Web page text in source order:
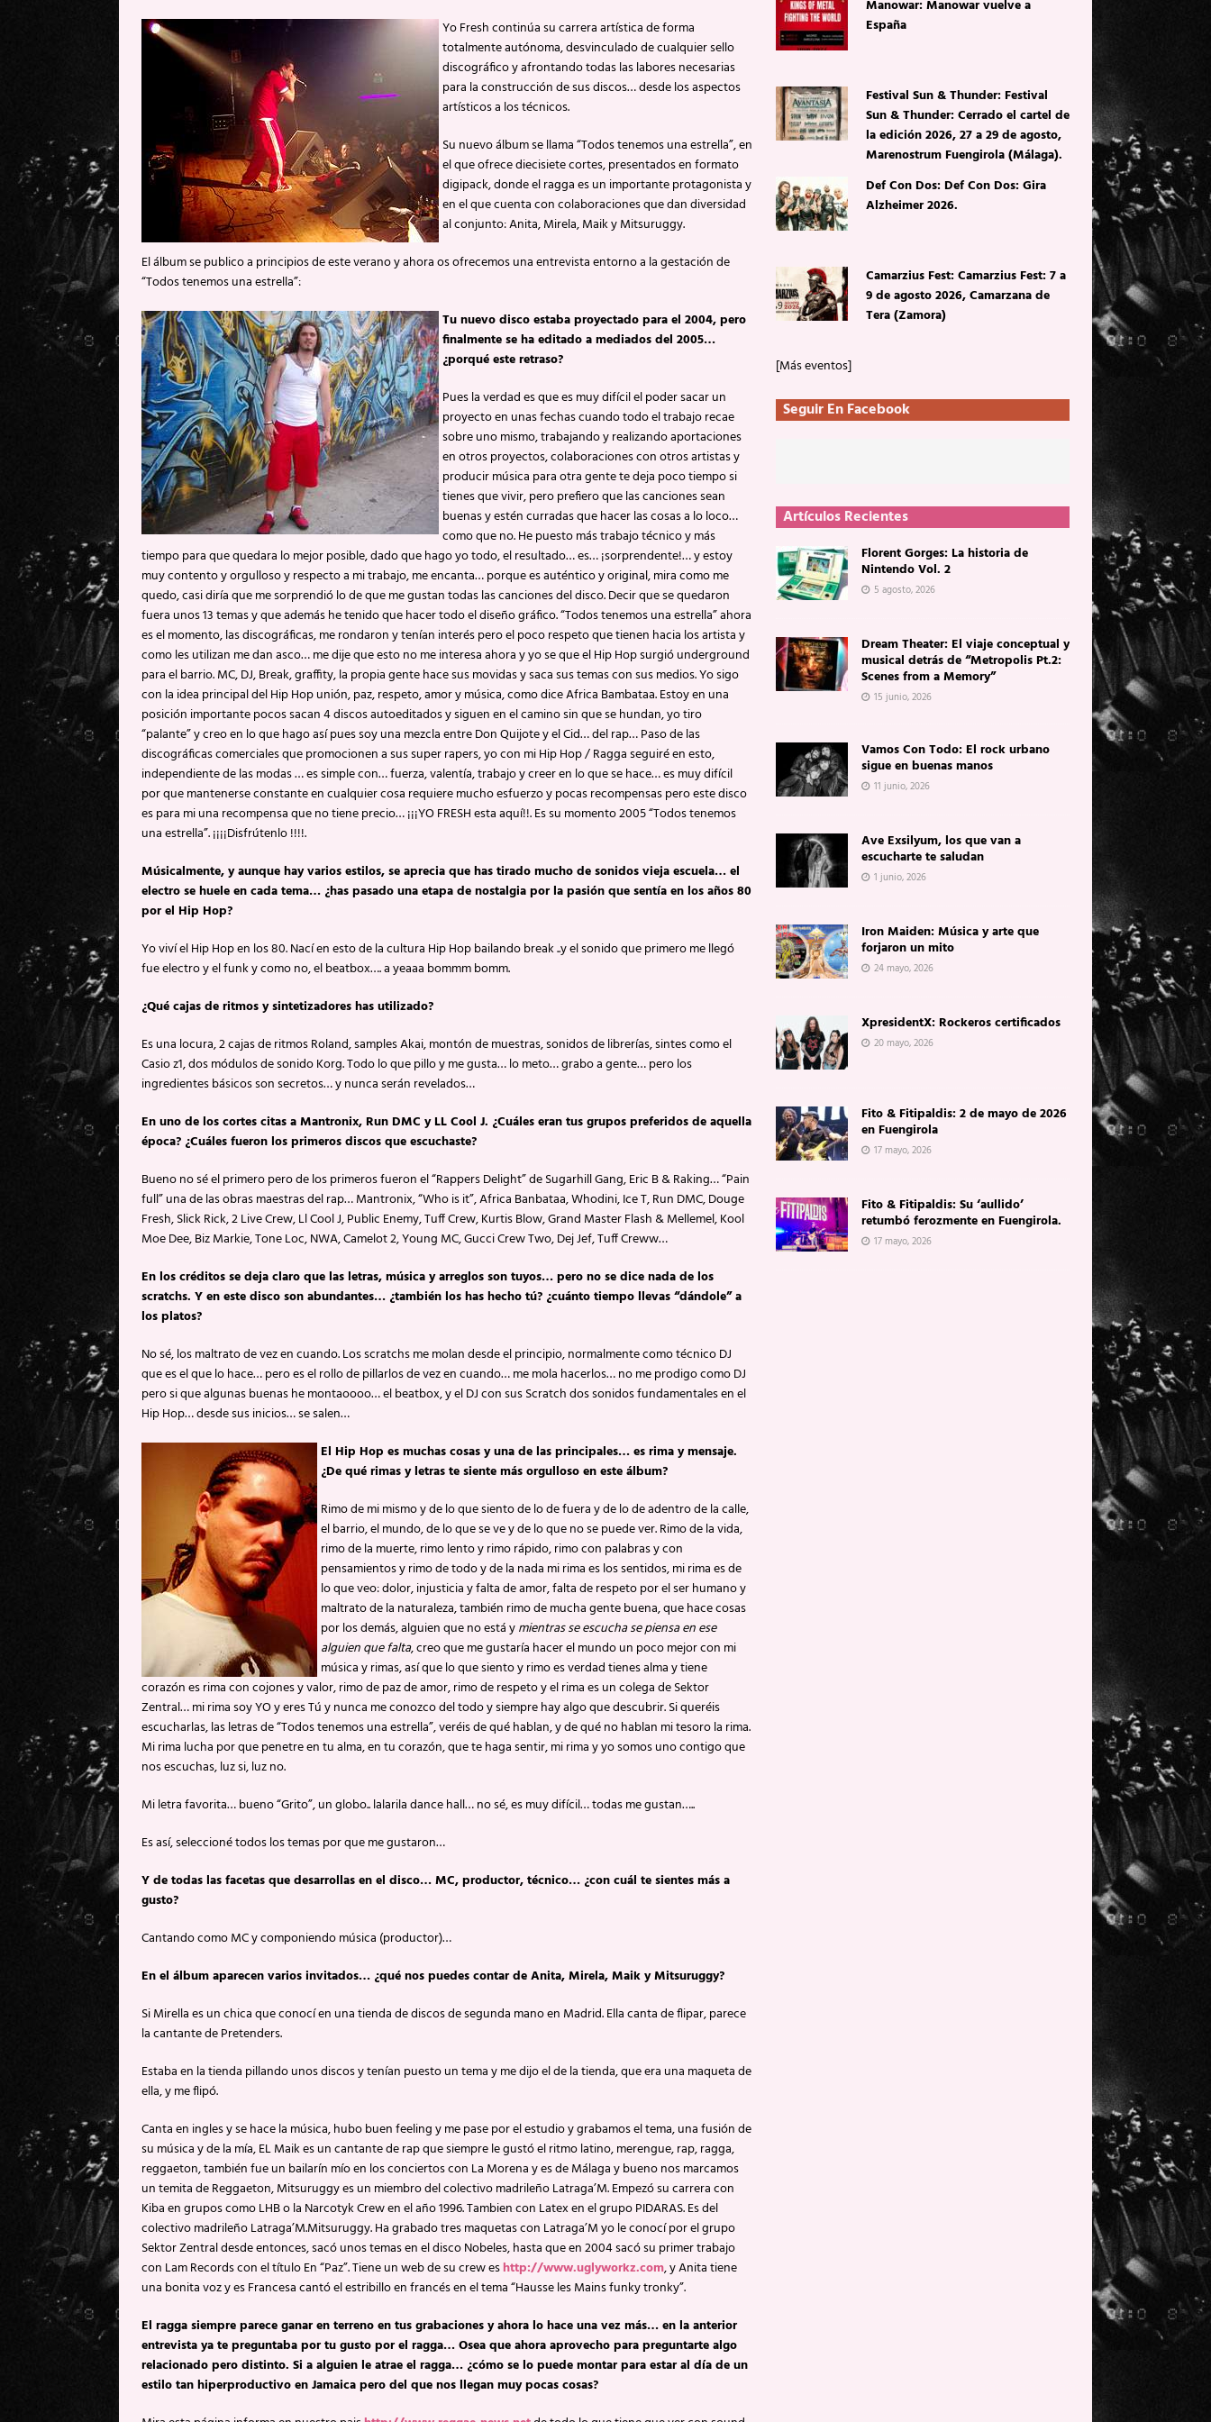
Yo Fresh continúa su carrera artística de forma
totalmente autónoma, desvinculado de cualquier sello
discográfico y afrontando todas las labores necesarias
para la construcción de sus discos… desde los aspectos
artísticos a los técnicos.
Su nuevo álbum se llama “Todos tenemos una estrella”, en
el que ofrece diecisiete cortes, presentados en formato
digipack, donde el ragga es un importante protagonista y
en el que cuenta con colaboraciones que dan diversidad
al conjunto: Anita, Mirela, Maik y Mitsuruggy.
El álbum se publico a principios de este verano y ahora os ofrecemos una entrevista entorno a la gestación de
“Todos tenemos una estrella”:
Tu nuevo disco estaba proyectado para el 2004, pero
finalmente se ha editado a mediados del 2005…
¿porqué este retraso?
Pues la verdad es que es muy difícil el poder sacar un
proyecto en unas fechas cuando todo el trabajo recae
sobre uno mismo, trabajando y realizando aportaciones
en otros proyectos, colaboraciones con otros artistas y
producir música para otra gente te deja poco tiempo si
tienes que vivir, pero prefiero que las canciones sean
buenas y estén curradas que hacer las cosas a lo loco…
como que no. He puesto más trabajo técnico y más
tiempo para que quedara lo mejor posible, dado que hago yo todo, el resultado… es… ¡sorprendente!… y estoy
muy contento y orgulloso y respecto a mi trabajo, me encanta… porque es auténtico y original, mira como me
quedo, casi diría que me sorprendió lo de que me gustan todas las canciones del disco. Decir que se quedaron
fuera unos 13 temas y que además he tenido que hacer todo el diseño gráfico. “Todos tenemos una estrella” ahora
es el momento, las discográficas, me rondaron y tenían interés pero el poco respeto que tienen hacia los artista y
como les utilizan me dan asco… me dije que esto no me interesa ahora y yo se que el Hip Hop surgió underground
para el barrio. MC, DJ, Break, graffity, la propia gente hace sus movidas y saca sus temas con sus medios. Yo sigo
con la idea principal del Hip Hop unión, paz, respeto, amor y música, como dice Africa Bambataa. Estoy en una
posición importante pocos sacan 4 discos autoeditados y siguen en el camino sin que se hundan, yo tiro
“palante” y creo en lo que hago así pues soy una mezcla entre Don Quijote y el Cid… del rap… Paso de las
discográficas comerciales que promocionen a sus super rapers, yo con mi Hip Hop / Ragga seguiré en esto,
independiente de las modas … es simple con… fuerza, valentía, trabajo y creer en lo que se hace… es muy difícil
por que mantenerse constante en cualquier cosa requiere mucho esfuerzo y pocas recompensas pero este disco
es para mi una recompensa que no tiene precio… ¡¡¡YO FRESH esta aquí!!. Es su momento 2005 “Todos tenemos
una estrella”. ¡¡¡¡Disfrútenlo !!!!.
Músicalmente, y aunque hay varios estilos, se aprecia que has tirado mucho de sonidos vieja escuela… el
electro se huele en cada tema… ¿has pasado una etapa de nostalgia por la pasión que sentía en los años 80
por el Hip Hop?
Yo viví el Hip Hop en los 80. Nací en esto de la cultura Hip Hop bailando break ..y el sonido que primero me llegó
fue electro y el funk y como no, el beatbox…. a yeaaa bommm bomm.
¿Qué cajas de ritmos y sintetizadores has utilizado?
Es una locura, 2 cajas de ritmos Roland, samples Akai, montón de muestras, sonidos de librerías, sintes como el
Casio z1, dos módulos de sonido Korg. Todo lo que pillo y me gusta… lo meto… grabo a gente… pero los
ingredientes básicos son secretos… y nunca serán revelados…
En uno de los cortes citas a Mantronix, Run DMC y LL Cool J. ¿Cuáles eran tus grupos preferidos de aquella
época? ¿Cuáles fueron los primeros discos que escuchaste?
Bueno no sé el primero pero de los primeros fueron el “Rappers Delight” de Sugarhill Gang, Eric B & Raking… “Pain
full” una de las obras maestras del rap… Mantronix, “Who is it”, Africa Banbataa, Whodini, Ice T, Run DMC, Douge
Fresh, Slick Rick, 2 Live Crew, Ll Cool J, Public Enemy, Tuff Crew, Kurtis Blow, Grand Master Flash & Mellemel, Kool
Moe Dee, Biz Markie, Tone Loc, NWA, Camelot 2, Young MC, Gucci Crew Two, Dej Jef, Tuff Creww…
En los créditos se deja claro que las letras, música y arreglos son tuyos… pero no se dice nada de los
scratchs. Y en este disco son abundantes… ¿también los has hecho tú? ¿cuánto tiempo llevas “dándole” a
los platos?
No sé, los maltrato de vez en cuando. Los scratchs me molan desde el principio, normalmente como técnico DJ
que es el que lo hace… pero es el rollo de pillarlos de vez en cuando… me mola hacerlos… no me prodigo como DJ
pero si que algunas buenas he montaoooo… el beatbox, y el DJ con sus Scratch dos sonidos fundamentales en el
Hip Hop… desde sus inicios… se salen…
El Hip Hop es muchas cosas y una de las principales… es rima y mensaje.
¿De qué rimas y letras te siente más orgulloso en este álbum?
Rimo de mi mismo y de lo que siento de lo de fuera y de lo de adentro de la calle,
el barrio, el mundo, de lo que se ve y de lo que no se puede ver. Rimo de la vida,
rimo de la muerte, rimo lento y rimo rápido, rimo con palabras y con
pensamientos y rimo de todo y de la nada mi rima es los sentidos, mi rima es de
lo que veo: dolor, injusticia y falta de amor, falta de respeto por el ser humano y
maltrato de la naturaleza, también rimo de mucha gente buena, que hace cosas
por los demás, alguien que no está ymientras se escucha se piensa en ese
alguien que falta, creo que me gustaría hacer el mundo un poco mejor con mi
música y rimas, así que lo que siento y rimo es verdad tienes alma y tiene
corazón es rima con cojones y valor, rimo de paz de amor, rimo de respeto y el rima es un colega de Sektor
Zentral… mi rima soy YO y eres Tú y nunca me conozco del todo y siempre hay algo que descubrir. Si queréis
escucharlas, las letras de “Todos tenemos una estrella”, veréis de qué hablan, y de qué no hablan mi tesoro la rima.
Mi rima lucha por que penetre en tu alma, en tu corazón, que te haga sentir, mi rima y yo somos uno contigo que
nos escuchas, luz si, luz no.
Mi letra favorita… bueno “Grito”, un globo.. lalarila dance hall… no sé, es muy difícil… todas me gustan…..
Es así, seleccioné todos los temas por que me gustaron…
Y de todas las facetas que desarrollas en el disco… MC, productor, técnico… ¿con cuál te sientes más a
gusto?
Cantando como MC y componiendo música (productor)…
En el álbum aparecen varios invitados… ¿qué nos puedes contar de Anita, Mirela, Maik y Mitsuruggy?
Si Mirella es un chica que conocí en una tienda de discos de segunda mano en Madrid. Ella canta de flipar, parece
la cantante de Pretenders.
Estaba en la tienda pillando unos discos y tenían puesto un tema y me dijo el de la tienda, que era una maqueta de
ella, y me flipó.
Canta en ingles y se hace la música, hubo buen feeling y me pase por el estudio y grabamos el tema, una fusión de
su música y de la mía, EL Maik es un cantante de rap que siempre le gustó el ritmo latino, merengue, rap, ragga,
reggaeton, también fue un bailarín mío en los conciertos con La Morena y es de Málaga y bueno nos marcamos
un temita de Reggaeton, Mitsuruggy es un miembro del colectivo madrileño Latraga’M. Empezó su carrera con
Kiba en grupos como LHB o la Narcotyk Crew en el año 1996. Tambien con Latex en el grupo PIDARAS. Es del
colectivo madrileño Latraga’M.Mitsuruggy. Ha grabado tres maquetas con Latraga’M yo le conocí por el grupo
Sektor Zentral desde entonces, sacó unos temas en el disco Nobeles, hasta que en 2004 sacó su primer trabajo
con Lam Records con el título En “Paz”. Tiene un web de su crew eshttp://www.uglyworkz.com, y Anita tiene
una bonita voz y es Francesa cantó el estribillo en francés en el tema “Hausse les Mains funky tronky”.
El ragga siempre parece ganar en terreno en tus grabaciones y ahora lo hace una vez más… en la anterior
entrevista ya te preguntaba por tu gusto por el ragga… Osea que ahora aprovecho para preguntarte algo
relacionado pero distinto. Si a alguien le atrae el ragga… ¿cómo se lo puede montar para estar al día de un
estilo tan hiperproductivo en Jamaica pero del que nos llegan muy pocas cosas?
Manowar: Manowar vuelve a
España
Festival Sun & Thunder: Festival
Sun & Thunder: Cerrado el cartel de
la edición 2026, 27 a 29 de agosto,
Marenostrum Fuengirola (Málaga).
Def Con Dos: Def Con Dos: Gira
Alzheimer 2026.
Camarzius Fest: Camarzius Fest: 7 a
9 de agosto 2026, Camarzana de
Tera (Zamora)
[Más eventos]
Seguir En Facebook
Artículos Recientes
Florent Gorges: La historia de
Nintendo Vol. 2
5 agosto, 2026
Dream Theater: El viaje conceptual y
musical detrás de “Metropolis Pt.2:
Scenes from a Memory”
15 junio, 2026
Vamos Con Todo: El rock urbano
sigue en buenas manos
11 junio, 2026
Ave Exsilyum, los que van a
escucharte te saludan
1 junio, 2026
Iron Maiden: Música y arte que
forjaron un mito
24 mayo, 2026
XpresidentX: Rockeros certificados
20 mayo, 2026
Fito & Fitipaldis: 2 de mayo de 2026
en Fuengirola
17 mayo, 2026
Fito & Fitipaldis: Su ‘aullido’
retumbó ferozmente en Fuengirola.
17 mayo, 2026